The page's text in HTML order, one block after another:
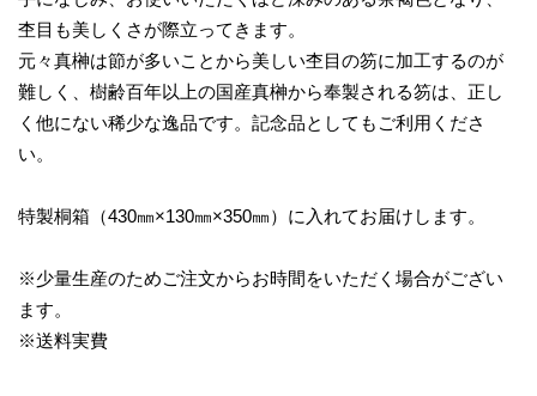
杢目も美しくさが際立ってきます。
元々真榊は節が多いことから美しい杢目の笏に加工するのが
難しく、樹齢百年以上の国産真榊から奉製される笏は、正し
く他にない稀少な逸品です。記念品としてもご利用くださ
い。
特製桐箱（430㎜×130㎜×350㎜）に入れてお届けします。
※少量生産のためご注文からお時間をいただく場合がござい
ます。
※送料実費